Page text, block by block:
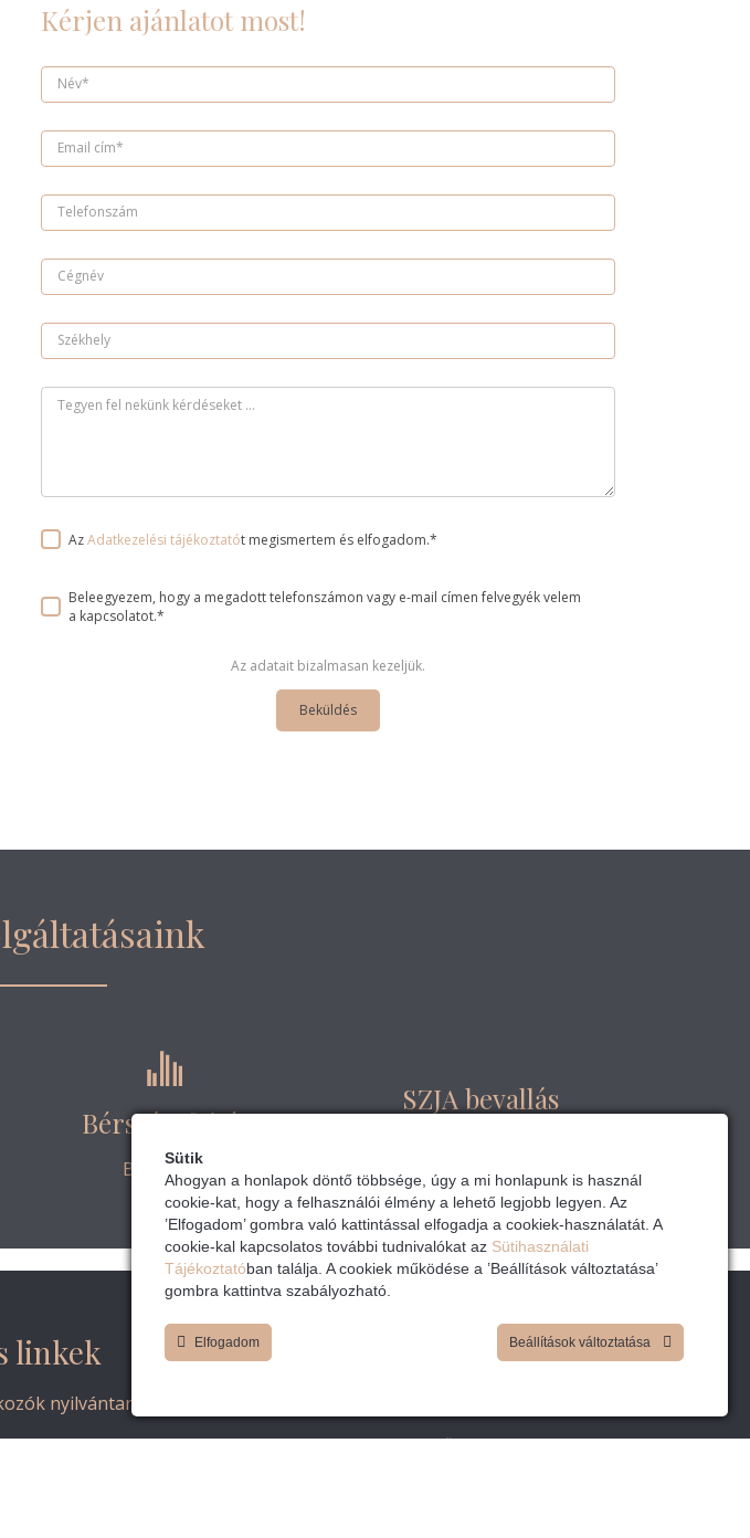
Kérjen ajánlatot most!
Név*
Email cím*
Telefonszám
Cégnév
Székhely
Tegyen fel nekünk kérdéseket ...
AzAdatkezelési tájékoztatót megismertem és elfogadom.*
Beleegyezem, hogy a megadott telefonszámon vagy e-mail címen felvegyék velem
a kapcsolatot.*
Az adatait bizalmasan kezeljük.
Beküldés
Bérszámfejtés
Bővebben
SZJA bevallás
linkek
nyilvántartása
vállalkozások alapítási és
Uniós adószám ellenőrzés
Sütik
Ahogyan a honlapok döntő többsége, úgy a mi honlapunk is használ
cookie-kat, hogy a felhasználói élmény a lehető legjobb legyen. Az
’Elfogadom’ gombra való kattintással elfogadja a cookiek-használatát. A
cookie-kal kapcsolatos további tudnivalókat az Sütihasználati
Tájékoztatóban találja. A cookiek működése a ’Beállítások változtatása’
gombra kattintva szabályozható.
Elfogadom Beállítások változtatása